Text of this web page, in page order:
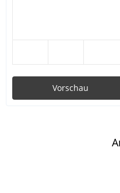
Vorschau